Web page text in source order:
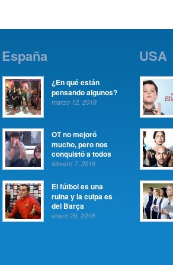
España
¿En qué están
pensando algunos?
marzo 12, 2018
OT no mejoró
mucho, pero nos
conquistó a todos
febrero 7, 2018
El fútbol es una
ruina y la culpa es
del Barça
enero 29, 2018
USA